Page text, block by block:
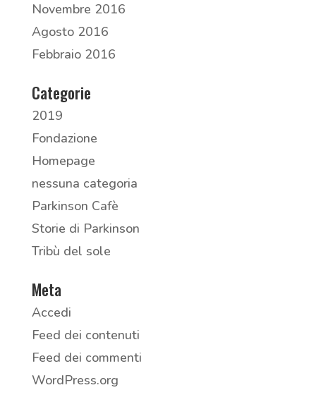
Novembre 2016
Agosto 2016
Febbraio 2016
Categorie
2019
Fondazione
Homepage
nessuna categoria
Parkinson Cafè
Storie di Parkinson
Tribù del sole
Meta
Accedi
Feed dei contenuti
Feed dei commenti
WordPress.org